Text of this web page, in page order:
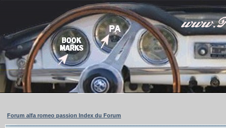
Forum alfa romeo passion Index du Forum